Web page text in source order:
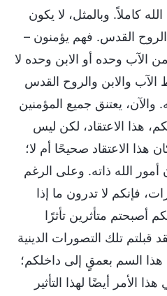
كاملاً. وبالمثل، لا يكون
الروح القدس. فهم يؤمنون –
الآب وحده أو الابن وحده لا
الآب والابن والروح القدس
والآن، يعتنق جميع المؤمنين
هذا الاعتقاد، لكن ليس
هذا الاعتقاد صحيحًا أم لا؛
الله ذاته. وعلى الرغم
فإنكم لا تدرون ما إذا
أصبحتم متأثرين تأثرًا
قبلتم تلك التصورات الدينية
السم بعمقٍ إلى داخلكم؛
الأمر أيضًا لهذا التأثير